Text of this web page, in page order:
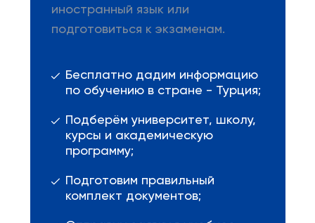
иностранный язык или
подготовиться к экзаменам.
Бесплатно дадим информацию
по обучению в стране - Турция;
Подберём университет, школу,
курсы и академическую
программу;
Подготовим правильный
комплект документов;